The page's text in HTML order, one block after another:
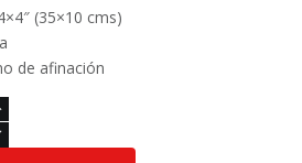
(35×10 cms)
de afinación